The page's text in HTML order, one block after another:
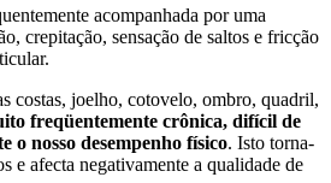
acompanhada por uma
crepitação, sensação de saltos e fricção
costas, joelho, cotovelo, ombro, quadril,
freqüentemente crônica, difícil de
o nosso desempenho físico. Isto torna-
e afecta negativamente a qualidade de